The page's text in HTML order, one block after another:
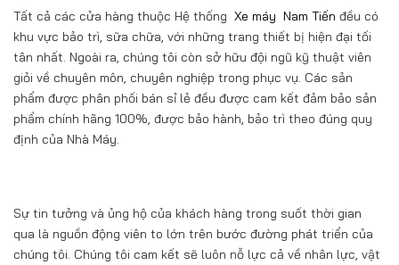
Tất cả các cửa hàng thuộc Hệ thống Xe máy Nam Tiến đều có
khu vực bảo trì, sữa chữa, với những trang thiết bị hiện đại tối
tân nhất. Ngoài ra, chúng tôi còn sở hữu đội ngũ kỹ thuật viên
giỏi về chuyên môn, chuyên nghiệp trong phục vụ. Các sản
phẩm được phân phối bán sỉ lẻ đều được cam kết đảm bảo sản
phẩm chính hãng 100%, được bảo hành, bảo trì theo đúng quy
định của Nhà Máy.
Sự tin tưởng và ủng hộ của khách hàng trong suốt thời gian
qua là nguồn động viên to lớn trên bước đường phát triển của
chúng tôi. Chúng tôi cam kết sẽ luôn nỗ lực cả về nhân lực, vật